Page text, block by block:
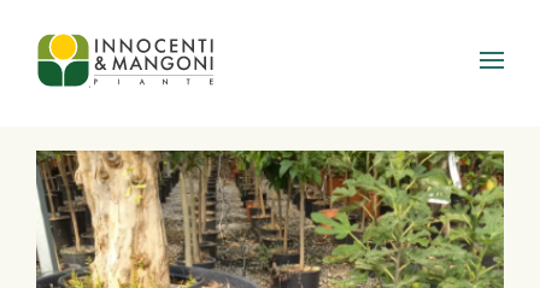
Skip to main content